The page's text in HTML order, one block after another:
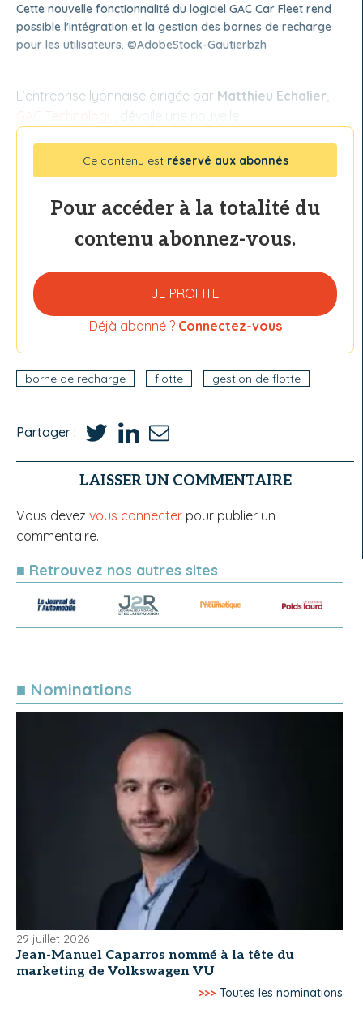
Cette nouvelle fonctionnalité du logiciel GAC Car Fleet rend
possible l'intégration et la gestion des bornes de recharge
pour les utilisateurs. ©AdobeStock-Gautierbzh
L’entreprise lyonnaise dirigée par Matthieu Echalier
, dévoile une nouvelle
Ce contenu est réservé aux abonnés
Pour accéder à la totalité du
contenu abonnez-vous.
JE PROFITE
Déjà abonné ? Connectez-vous
borne de recharge flotte gestion de flotte
Partager :
LAISSER UN COMMENTAIRE
Vous devez vous connecter pour publier un
commentaire.
■ Retrouvez nos autres sites
■ Nominations
29 juillet 2026
Jean-Manuel Caparros nommé à la tête du
marketing de Volkswagen VU
>>> Toutes les nominations